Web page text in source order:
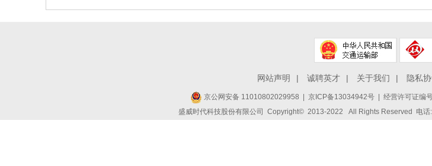
网站声明 | 诚聘英才 | 关于我们 | 隐私
京公网安备 11010802029958 京ICP备13034942号| 经营许可证编
盛威时代科技股份有限公司 Copyright© 2013-2022 All Rights Reserved 电